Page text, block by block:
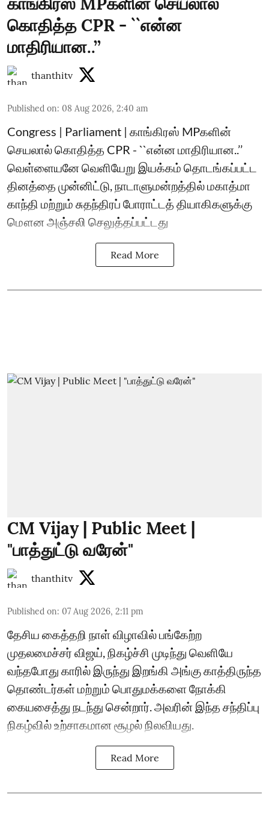
கொதித்த CPR - ``என்ன
மாதிரியான..’’
thanthitv
Published on: 08 Aug 2026, 2:40 am
Congress | Parliament | காங்கிரஸ் MPகளின்
செயலால் கொதித்த CPR - ``என்ன மாதிரியான..’’
வெள்ளையனே வெளியேறு இயக்கம் தொடங்கப்பட்ட
தினத்தை முன்னிட்டு, நாடாளுமன்றத்தில் மகாத்மா
காந்தி மற்றும் சுதந்திரப் போராட்டத் தியாகிகளுக்கு
மௌன அஞ்சலி செலுத்தப்பட்டது
Read More
CM Vijay | Public Meet |
"பாத்துட்டு வரேன்"
thanthitv
Published on: 07 Aug 2026, 2:11 pm
தேசிய கைத்தறி நாள் விழாவில் பங்கேற்ற
முதலமைச்சர் விஜய், நிகழ்ச்சி முடிந்து வெளியே
வந்தபோது காரில் இருந்து இறங்கி அங்கு காத்திருந்த
தொண்டர்கள் மற்றும் பொதுமக்களை நோக்கி
கையசைத்து நடந்து சென்றார். அவரின் இந்த சந்திப்பு
நிகழ்வில் உற்சாகமான சூழல் நிலவியது.
Read More